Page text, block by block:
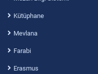
Kütüphane
Mevlana
Farabi
Erasmus